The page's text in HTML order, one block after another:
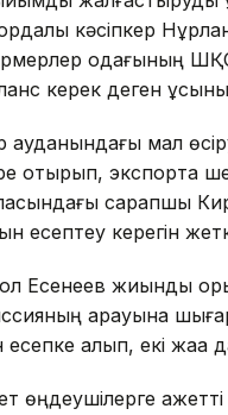
кәсіпкер
одағының
керек деген
мал
отырып, экспортқа
сарапшы
керегін
Есенеев жиынды
қарауына
алып, екі
өңдеушілерге